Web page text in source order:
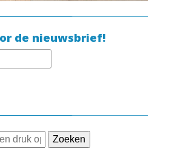
de nieuwsbrief!
Zoeken